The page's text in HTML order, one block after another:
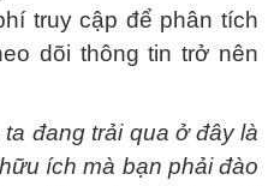
truy cập để phân tích
dõi thông tin trở nên
đang trải qua ở đây là
ích mà bạn phải đào